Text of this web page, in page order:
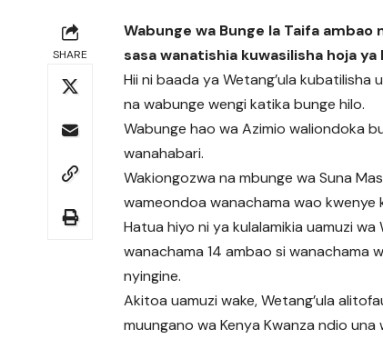
SHARE
Wabunge wa Bunge la Taifa ambao
sasa wanatishia kuwasilisha hoja ya
Hii ni baada ya Wetang’ula
na wabunge wengi katika bunge hilo.
Wabunge hao wa Azimio waliondoka
wanahabari.
Wakiongozwa na mbunge wa Suna
wameondoa wanachama wao kwenye
Hatua hiyo ni ya kulalamikia uamuzi
wanachama 14 ambao si wanachama
nyingine.
Akitoa uamuzi wake, Wetang’ula
muungano wa Kenya Kwanza ndio